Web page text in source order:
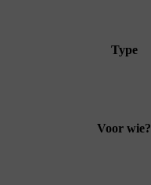
Type
Voor wie?